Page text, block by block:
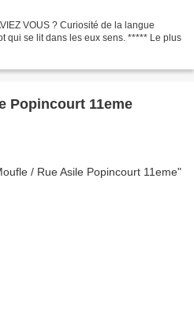
VOUS ? Curiosité de la langue
qui se lit dans les eux sens. ***** Le plus
Popincourt 11eme